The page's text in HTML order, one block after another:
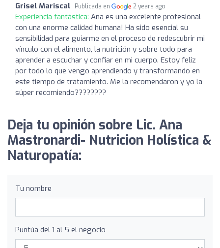
Grisel Mariscal Publicada en 2 years ago
Experiencia fantástica: Ana es una excelente profesional
con una enorme calidad humana! Ha sido esencial su
sensibilidad para guiarme en el proceso de redescubrir mi
vínculo con el alimento, la nutrición y sobre todo para
aprender a escuchar y confiar en mi cuerpo. Estoy feliz
por todo lo que vengo aprendiendo y transformando en
este tiempo de tratamiento. Me la recomendaron y yo la
súper recomiendo????????
Deja tu opinión sobre Lic. Ana
Mastronardi- Nutricion Holística &
Naturopatía:
Tu nombre
Puntúa del 1 al 5 el negocio